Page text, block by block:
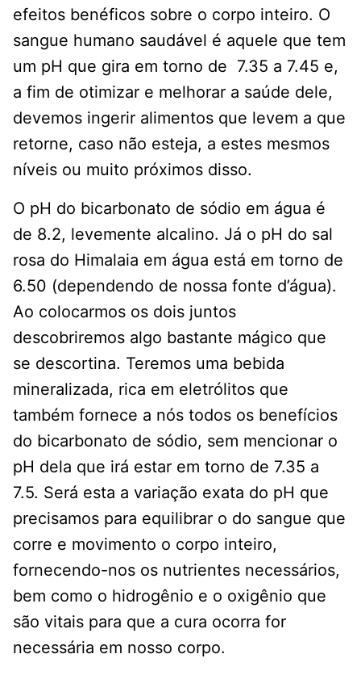
efeitos benéficos sobre o corpo inteiro. O
sangue humano saudável é aquele que tem
um pH que gira em torno de 7.35 a 7.45 e,
a fim de otimizar e melhorar a saúde dele,
devemos ingerir alimentos que levem a que
retorne, caso não esteja, a estes mesmos
níveis ou muito próximos disso.
O pH do bicarbonato de sódio em água é
de 8.2, levemente alcalino. Já o pH do sal
rosa do Himalaia em água está em torno de
6.50 (dependendo de nossa fonte d’água).
Ao colocarmos os dois juntos
descobriremos algo bastante mágico que
se descortina. Teremos uma bebida
mineralizada, rica em eletrólitos que
também fornece a nós todos os benefícios
do bicarbonato de sódio, sem mencionar o
pH dela que irá estar em torno de 7.35 a
7.5. Será esta a variação exata do pH que
precisamos para equilibrar o do sangue que
corre e movimento o corpo inteiro,
fornecendo-nos os nutrientes necessários,
bem como o hidrogênio e o oxigênio que
são vitais para que a cura ocorra for
necessária em nosso corpo.